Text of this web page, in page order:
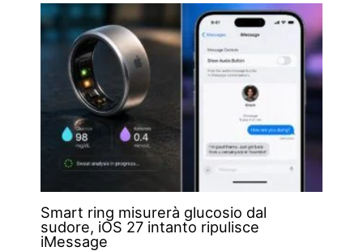
Smart ring misurerà glucosio dal
sudore, iOS 27 intanto ripulisce
iMessage